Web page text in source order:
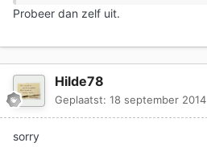
Probeer dan zelf uit.
Hilde78
Geplaatst: 18 september 2014
sorry